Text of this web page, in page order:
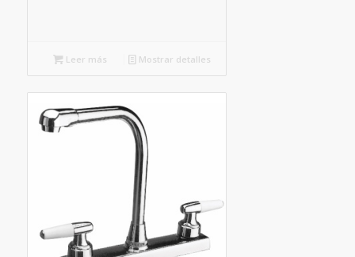
Leer más Mostrar detalles